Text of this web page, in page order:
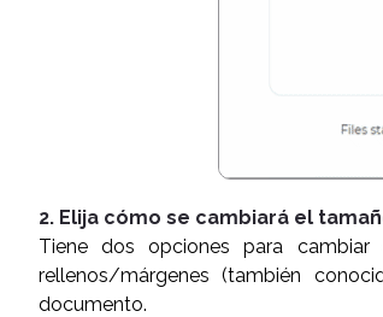
2. Elija cómo se cambiará el
Tiene dos opciones para
rellenos/márgenes (también
documento.